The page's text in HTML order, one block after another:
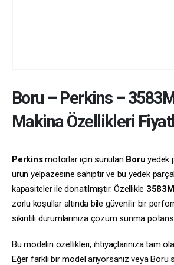
Boru – Perkins–
Makina Özellikleri
Perkinsmotorlar için sunulan Boru yedek
ürün yelpazesine sahiptir ve bu yedek
kapasiteler ile donatılmıştır. Özellikle
zorlu koşullar altında bile güvenilir bir
sıkıntılı durumlarınıza çözüm sunma
Bu modelin özellikleri, ihtiyaçlarınıza tam
Eğer farklı bir model arıyorsanız veya